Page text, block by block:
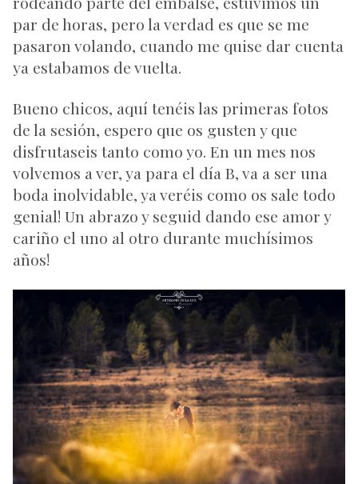
par de horas, pero la verdad es que se me
pasaron volando, cuando me quise dar cuenta
ya estabamos de vuelta.
Bueno chicos, aquí tenéis las primeras fotos
de la sesión, espero que os gusten y que
disfrutaseis tanto como yo. En un mes nos
volvemos a ver, ya para el día B, va a ser una
boda inolvidable, ya veréis como os sale todo
genial! Un abrazo y seguid dando ese amor y
cariño el uno al otro durante muchísimos
años!